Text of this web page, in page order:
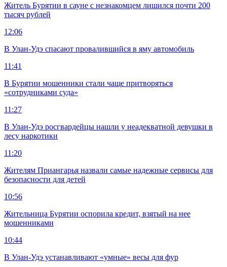
Житель Бурятии в сауне с незнакомцем лишился почти 200
тысяч рублей
12:06
В Улан-Удэ спасают провалившийся в яму автомобиль
11:41
В Бурятии мошенники стали чаще притворяться
«сотрудниками суда»
11:27
В Улан-Удэ росгвардейцы нашли у неадекватной девушки в
лесу наркотики
11:20
Жителям Приангарья назвали самые надежные сервисы для
безопасности для детей
10:56
Жительница Бурятии оспорила кредит, взятый на нее
мошенниками
10:44
В Улан-Удэ устанавливают «умные» весы для фур